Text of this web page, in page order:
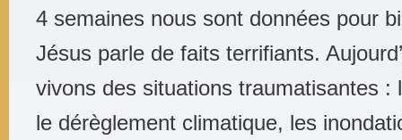
4 semaines nous sont données pour
Jésus parle de faits terrifiants.
vivons des situations traumatisantes :
le dérèglement climatique, les